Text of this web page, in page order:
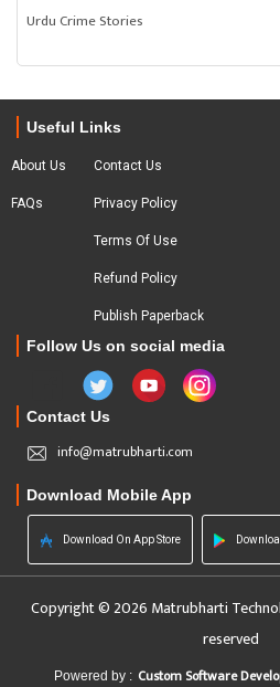
Urdu Crime Stories
Useful Links
About Us
FAQs
Contact Us
Privacy Policy
Terms Of Use
Refund Policy
Publish Paperback
Follow Us on social media
Contact Us
info@matrubharti.com
Download Mobile App
Download On App Store
Copyright © 2026 Matrubharti
reserved
Powered by : Custom Software